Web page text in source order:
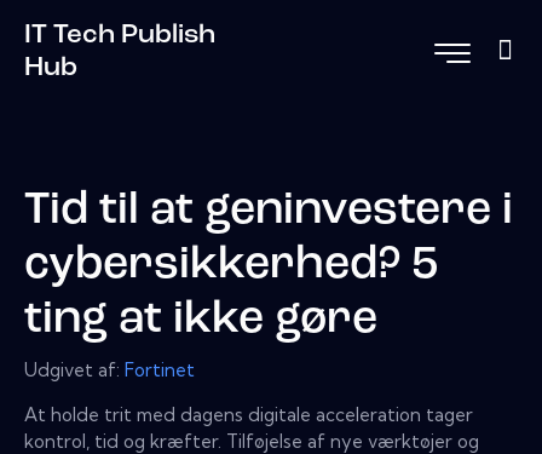
IT Tech Publish
Hub
Tid til at geninvestere i
cybersikkerhed? 5
ting at ikke gøre
Udgivet af: Fortinet
At holde trit med dagens digitale acceleration tager
kontrol, tid og kræfter. Tilføjelse af nye værktøjer og